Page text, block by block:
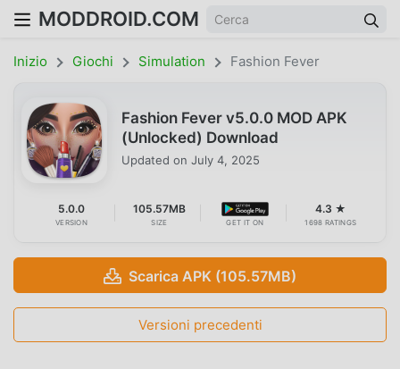
MODDROID.COM
Inizio Giochi Simulation Fashion Fever
Fashion Fever v5.0.0 MOD APK
(Unlocked) Download
Updated on July 4, 2025
5.0.0
VERSION
105.57MB
SIZE GET IT ON
4.3 ★
1698 RATINGS
Scarica APK (105.57MB)
Versioni precedenti